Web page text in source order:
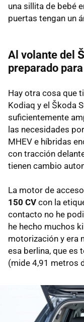
una sillita de bebé
puertas tengan un
Al volante del
preparado
Hay otra cosa que
Kodiaq y el Škoda
suficientemente
las necesidades
MHEV e híbridas
con tracción
tienen cambio
La motor de
150 CV con la
contacto no he
he hecho muchos
motorización y era
esa berlina, que es
(mide 4,91 metros